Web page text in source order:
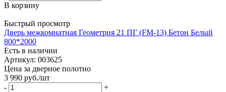
В корзину
Быстрый просмотр
Дверь межкомнатная Геометрия 21 ПГ (FM-13) Бетон Белый
800*2000
Есть в наличии
Артикул: 003625
Цена за дверное полотно
3 990 руб./шт
-
+